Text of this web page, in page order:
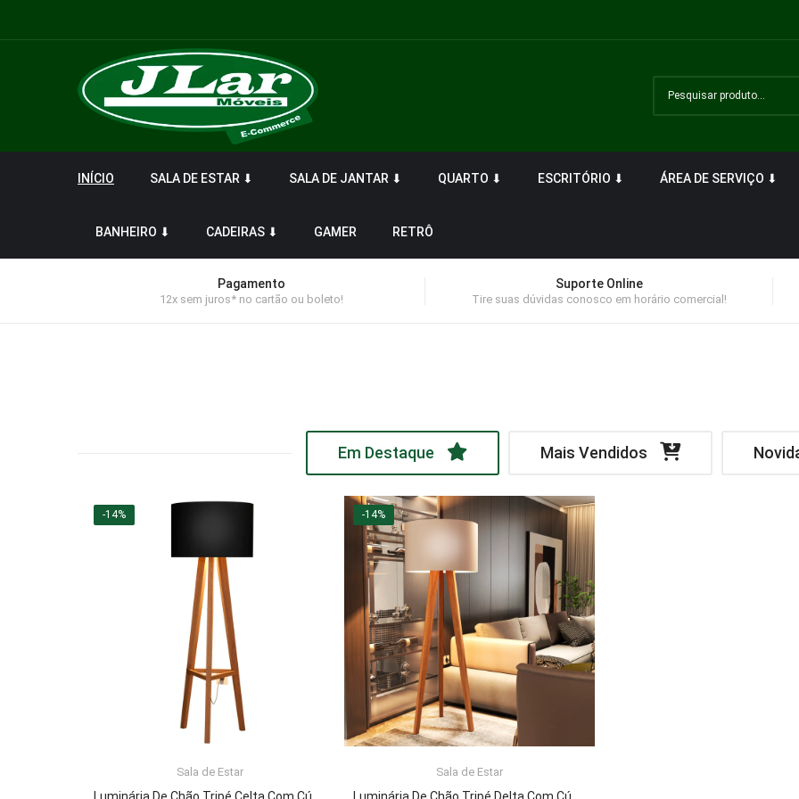
INÍCIO SALA DE ESTAR ⬇ SALA DE JANTAR ⬇ QUARTO ⬇ ESCRITÓRIO ⬇ ÁREA DE SERVIÇO ⬇
BANHEIRO ⬇ CADEIRAS ⬇ GAMER RETRÔ
Pagamento
12x sem juros* no cartão ou boleto!
Suporte Online
Tire suas dúvidas conosco em horário comercial!
Em Destaque Mais Vendidos
-14%
Sala de Estar
ADICIONAR AO CARRINHO
-14%
Sala de Estar
LER MAIS